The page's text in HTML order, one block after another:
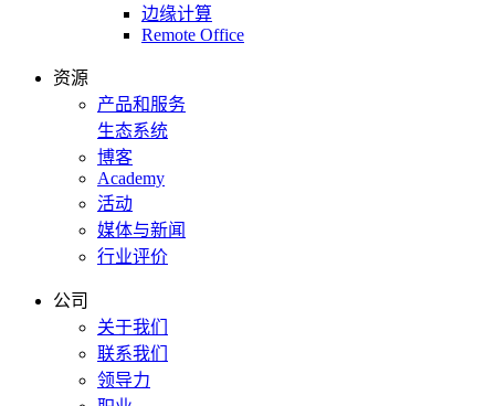
边缘计算
Remote Office
资源
产品和服务
生态系统
博客
Academy
活动
媒体与新闻
行业评价
公司
关于我们
联系我们
领导力